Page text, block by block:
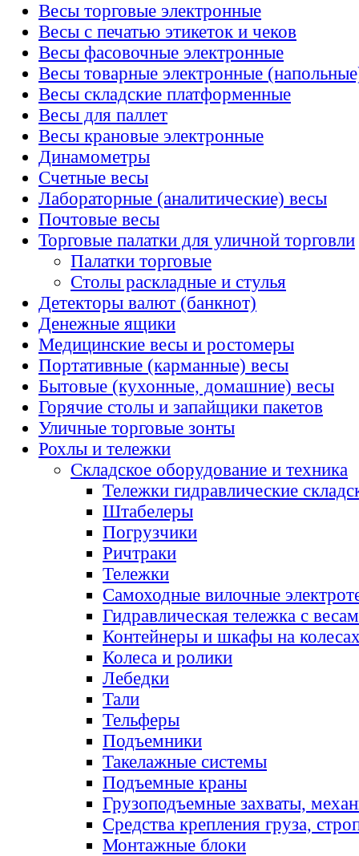
Весы торговые электронные
Весы с печатью этикеток и чеков
Весы фасовочные электронные
Весы товарные электронные
Весы складские платформенные
Весы для паллет
Весы крановые электронные
Динамометры
Счетные весы
Лабораторные (аналитические) весы
Почтовые весы
Торговые палатки для уличной торговли
Палатки торговые
Столы раскладные и стулья
Детекторы валют (банкнот)
Денежные ящики
Медицинские весы и ростомеры
Портативные (карманные) весы
Бытовые (кухонные, домашние) весы
Горячие столы и запайщики пакетов
Уличные торговые зонты
Рохлы и тележки
Складское оборудование и техника
Тележки гидравлические
Штабелеры
Погрузчики
Ричтраки
Тележки
Самоходные вилочные
Гидравлическая тележка с
Контейнеры и шкафы на
Колеса и ролики
Лебедки
Тали
Тельферы
Подъемники
Такелажные системы
Подъемные краны
Грузоподъемные захваты,
Средства крепления груза,
Монтажные блоки